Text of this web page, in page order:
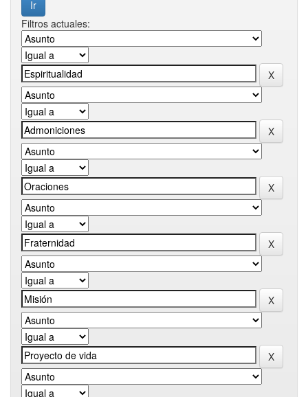
Filtros actuales: